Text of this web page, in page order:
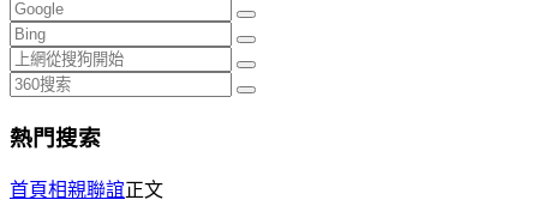
熱門搜索
首頁相親聯誼正文